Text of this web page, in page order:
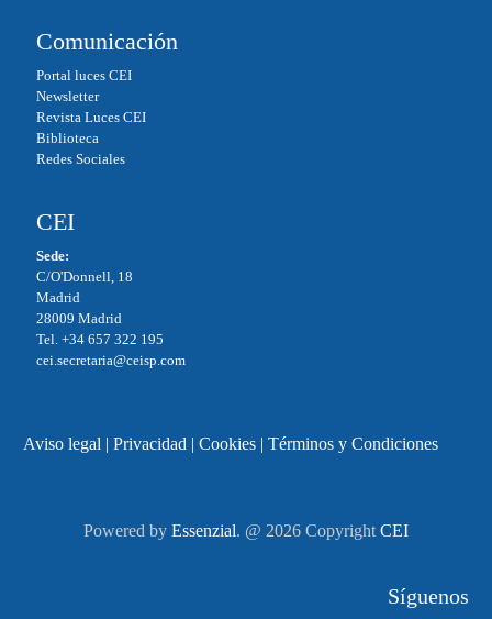
Comunicación
Portal luces CEI
Newsletter
Revista Luces CEI
Biblioteca
Redes Sociales
CEI
Sede:
C/O'Donnell, 18
Madrid
28009 Madrid
Tel. +34 657 322 195
cei.secretaria@ceisp.com
Aviso legal | Privacidad | Cookies| Términos y Condiciones
Powered by Essenzial. @ 2026 Copyright CEI
Síguenos